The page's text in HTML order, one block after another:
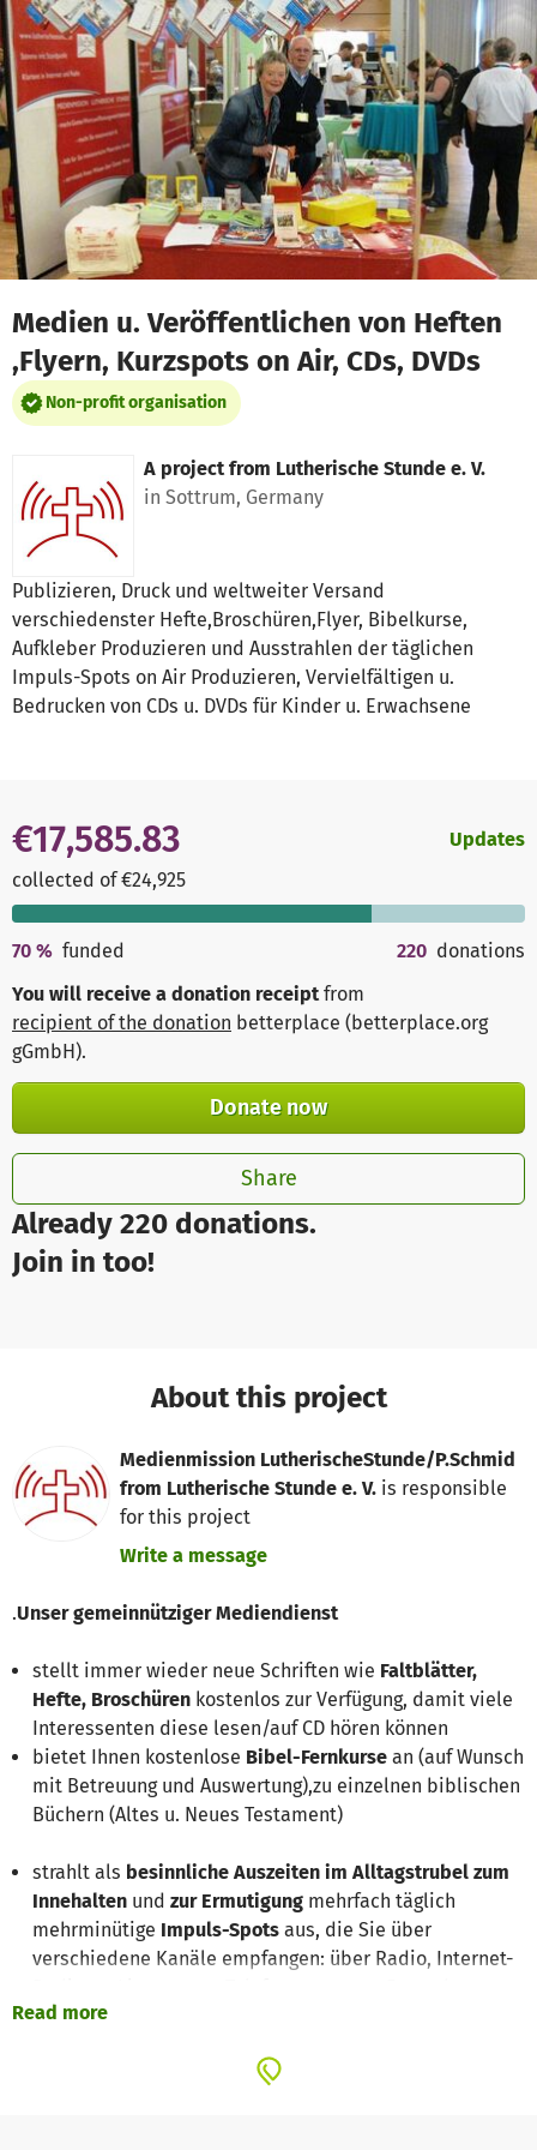
Skip to main content
Show accessibility statement
Medien u. Veröffentlichen von Heften
,Flyern, Kurzspots on Air, CDs, DVDs
Non-profit organisation
A project from Lutherische Stunde e. V.
in Sottrum, Germany
Publizieren, Druck und weltweiter Versand
verschiedenster Hefte,Broschüren,Flyer, Bibelkurse,
Aufkleber Produzieren und Ausstrahlen der täglichen
Impuls-Spots on Air Produzieren, Vervielfältigen u.
Bedrucken von CDs u. DVDs für Kinder u. Erwachsene
Already 220 donations.
Join in too!
€17,585.83
collected of €24,925
Updates
70 % funded 220 donations
You will receive a donation receipt from
recipient of the donation betterplace (betterplace.org
gGmbH).
Donate now
Share
About this project
Medienmission LutherischeStunde/P.Schmid
from Lutherische Stunde e. V. is responsible
for this project
Write a message
.Unser gemeinnütziger Mediendienst
stellt immer wieder neue Schriften wie Faltblätter,
Hefte, Broschüren kostenlos zur Verfügung, damit viele
Interessenten diese lesen/auf CD hören können
bietet Ihnen kostenlose Bibel-Fernkurse an (auf Wunsch
mit Betreuung und Auswertung),zu einzelnen biblischen
Büchern (Altes u. Neues Testament)
strahlt als besinnliche Auszeiten im Alltagstrubel zum
Innehalten und zur Ermutigung mehrfach täglich
mehrminütige Impuls-Spots aus, die Sie über
verschiedene Kanäle empfangen: über Radio, Internet-
(Astra-Satellit-Radiokanal)
CDs zu verschiedensten Themen und
Read more